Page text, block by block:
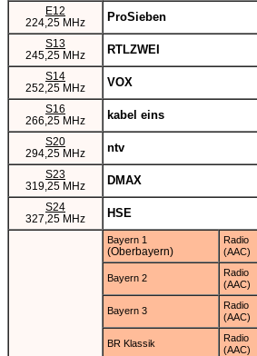
E12
224,25 MHz
ProSieben
S13
245,25 MHz
RTLZWEI
S14
252,25 MHz
VOX
S16
266,25 MHz
kabel eins
S20
294,25 MHz
ntv
S23
319,25 MHz
DMAX
S24
327,25 MHz
HSE
Bayern 1
(Oberbayern)
Radio
(AAC)
Bayern 2
Radio
(AAC)
Bayern 3
Radio
(AAC)
BR Klassik
Radio
(AAC)